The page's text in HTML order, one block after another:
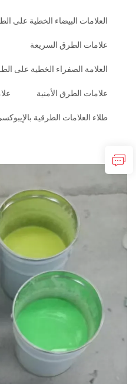
العلامات البيضاء الخطية على
علامات الطرق السريعة
العلامة الصفراء الخطية على
علامات الطرق الأمنية
طلاء العلامات الطرقية